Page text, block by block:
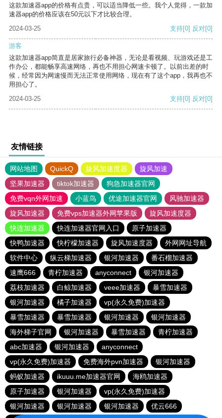
这款加速器app的价格有点贵，可以适当降低一些。我个人觉得，一款加
速器app的价格应该在50元以下才比较合理。
2024-03-25
支持[0] 反对[0]
游客
这款加速器app简直是居家旅行必备神器，无论是看视频、玩游戏还是工
作办公，都能畅享高速网络，再也不用担心网速卡顿了。以前出差的时
候，经常因为网速慢而无法正常使用网络，现在有了这个app，我再也不
用担心了。
2024-03-25
支持[0] 反对[0]
友情链接
网站地图 QuickQ 旋风加速度器
旋风加速
坚果加速器
tiktok加速器
狗急加速器官网
免费vqn外网加速
小蓝鸟 优途加速器官网
风驰加速器
旋风加速器
免费vps加速器外网苹果版
旋风加速度器
快连加速器
快连加速器官网入口
原子加速器
快鸭加速器
快柠檬加速器 旋风加速度器
外网网址导航
软件中心
纵云梯加速器 银河加速器
番石榴加速器
速鹰666
青柠加速器 anyconnect
银河加速器
荔枝加速器
白鲸加速器 veee加速器
暴雪加速器
银河加速器
橘子加速器
vp(永久免费)加速器
暴雪加速器
暴雪加速器 银河加速器
银河加速器
海外梯子官网
银河加速器 暴雪加速器
青柠加速器
abc加速器
银河加速器
anyconnect
vp(永久免费)加速器
免费海外pvn加速器
银河加速器
蚂蚁加速器
ikuuu.me加速器官网
海鸥加速器
原子加速器
银河加速器
vp(永久免费)加速器
银河加速器
银河加速器 银河加速器
优云666